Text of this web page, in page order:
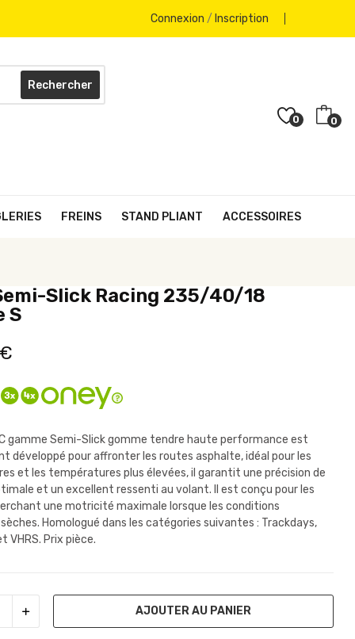
Connexion / Inscription
Rechercher
0 0
FREINS STAND PLIANT ACCESSOIRES
Slick Racing 235/40/18
S
gamme Semi-Slick gomme tendre haute performance est
développé pour affronter les routes asphalte, idéal pour les
et les températures plus élevées, il garantit une précision de
et un excellent ressenti au volant. Il est conçu pour les
une motricité maximale lorsque les conditions
Homologué dans les catégories suivantes : Trackdays,
VHRS. Prix pièce.
AJOUTER AU PANIER